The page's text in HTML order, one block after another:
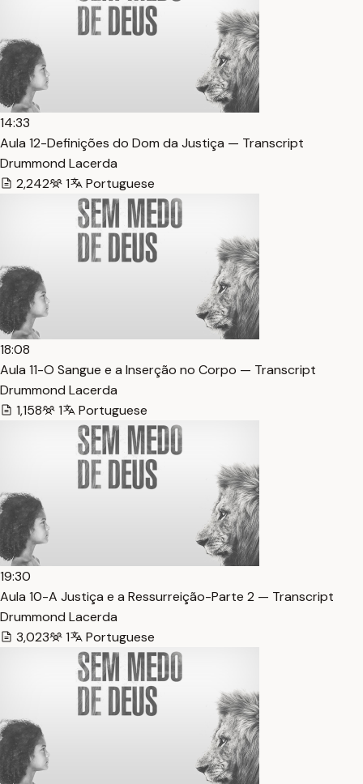
14:33
Aula 12-Definições do Dom da Justiça — Transcript
Drummond Lacerda
2,242
1 Portuguese
18:08
Aula 11-O Sangue e a Inserção no Corpo — Transcript
Drummond Lacerda
1,158
1 Portuguese
19:30
Aula 10-A Justiça e a Ressurreição-Parte 2 — Transcript
Drummond Lacerda
3,023
1 Portuguese